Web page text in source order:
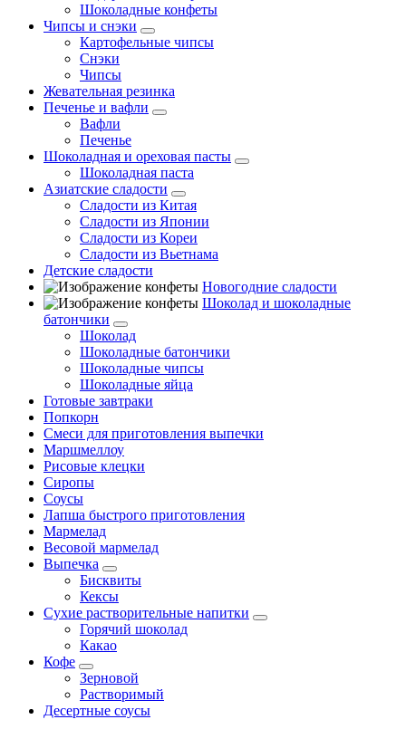
Шоколадные конфеты
Чипсы и снэки
Картофельные чипсы
Снэки
Чипсы
Жевательная резинка
Печенье и вафли
Вафли
Печенье
Шоколадная и ореховая пасты
Шоколадная паста
Азиатские сладости
Сладости из Китая
Сладости из Японии
Сладости из Кореи
Сладости из Вьетнама
Детские сладости
Новогодние сладости
Шоколад и шоколадные
батончики
Шоколад
Шоколадные батончики
Шоколадные чипсы
Шоколадные яйца
Готовые завтраки
Попкорн
Смеси для приготовления выпечки
Маршмеллоу
Рисовые клецки
Сиропы
Соусы
Лапша быстрого приготовления
Мармелад
Весовой мармелад
Выпечка
Бисквиты
Кексы
Сухие растворительные напитки
Горячий шоколад
Какао
Кофе
Зерновой
Растворимый
Десертные соусы